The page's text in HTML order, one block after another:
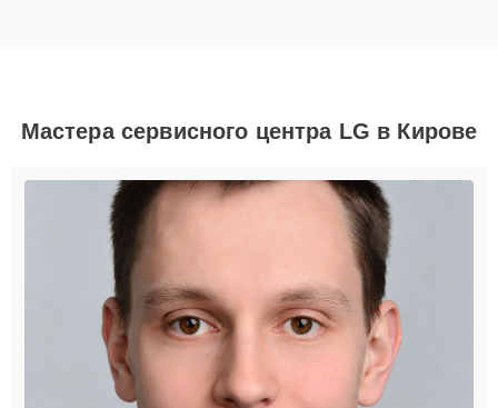
Мастера сервисного центра LG в Кирове